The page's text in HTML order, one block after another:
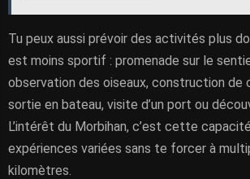
Tu peux aussi prévoir des activités plus
est moins sportif : promenade sur le
observation des oiseaux, construction de
sortie en bateau, visite d’un port ou
L’intérêt du Morbihan, c’est cette
expériences variées sans te forcer à
kilomètres.